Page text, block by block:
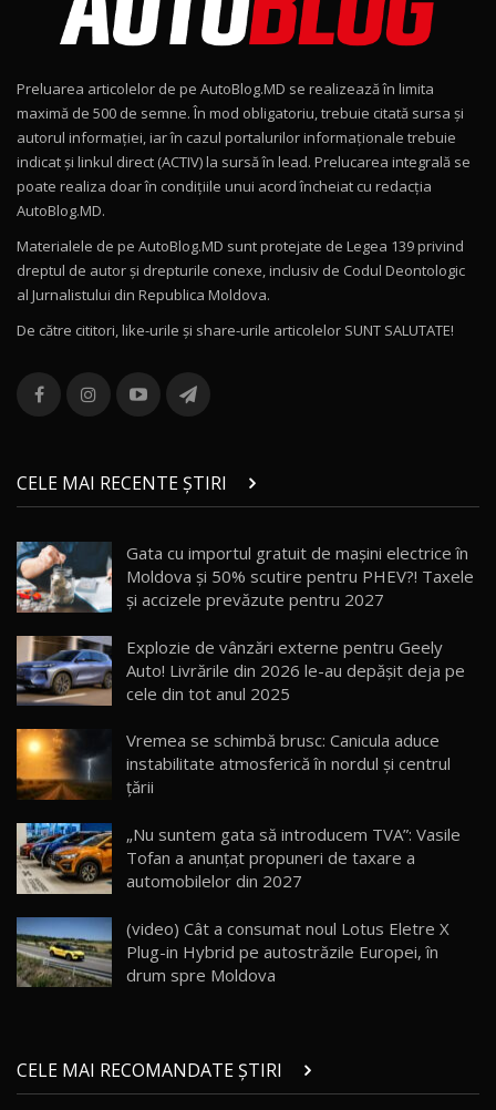
Noul Geely EX2 / Test Drive AutoBlog.MD
15:22
Mercedes-AMG E 53 HYBRID 4MATIC+ / Test
Drive AutoBlog.MD
16:27
11
Noul Volvo ES90 / Test Drive AutoBlog.MD
12
Noul MG HS / Test Drive AutoBlog.MD
16:48
13
combină aventura cu luxul / AutoBlog.MD
36:08
chinez care face lumea să se întoarcă după el
/ AutoBlog.MD
17:27
15 14:37
16
AutoBlogMD
13:10
17
30:08
Noul Geely EX5 EM-i care a cucerit Moldova
AutoBlog.MD
23:36
20
Noul ZEEKR 7X / Test Drive AutoBlog.MD
29:08
21
Micul BYD Dolphin Surf / Test Drive
AutoBlog.MD
16:59
Preluarea articolelor de pe AutoBlog.MD se realizează în limita
maximă de 500 de semne. În mod obligatoriu, trebuie citată sursa și
autorul informației, iar în cazul portalurilor informaționale trebuie
indicat și linkul direct (ACTIV) la sursă în lead. Prelucarea integrală se
poate realiza doar în condițiile unui acord încheiat cu redacţia
AutoBlog.MD.
Materialele de pe AutoBlog.MD sunt protejate de Legea 139 privind
dreptul de autor și drepturile conexe, inclusiv de Codul Deontologic
al Jurnalistului din Republica Moldova.
De către cititori, like-urile şi share-urile articolelor SUNT SALUTATE!
CELE MAI RECENTE ȘTIRI
Gata cu importul gratuit de mașini electrice în
Moldova și 50% scutire pentru PHEV?! Taxele
și accizele prevăzute pentru 2027
Explozie de vânzări externe pentru Geely
Auto! Livrările din 2026 le-au depășit deja pe
cele din tot anul 2025
Vremea se schimbă brusc: Canicula aduce
instabilitate atmosferică în nordul și centrul
țării
„Nu suntem gata să introducem TVA”: Vasile
Tofan a anunțat propuneri de taxare a
automobilelor din 2027
(video) Cât a consumat noul Lotus Eletre X
Plug-in Hybrid pe autostrăzile Europei, în
drum spre Moldova
CELE MAI RECOMANDATE ȘTIRI